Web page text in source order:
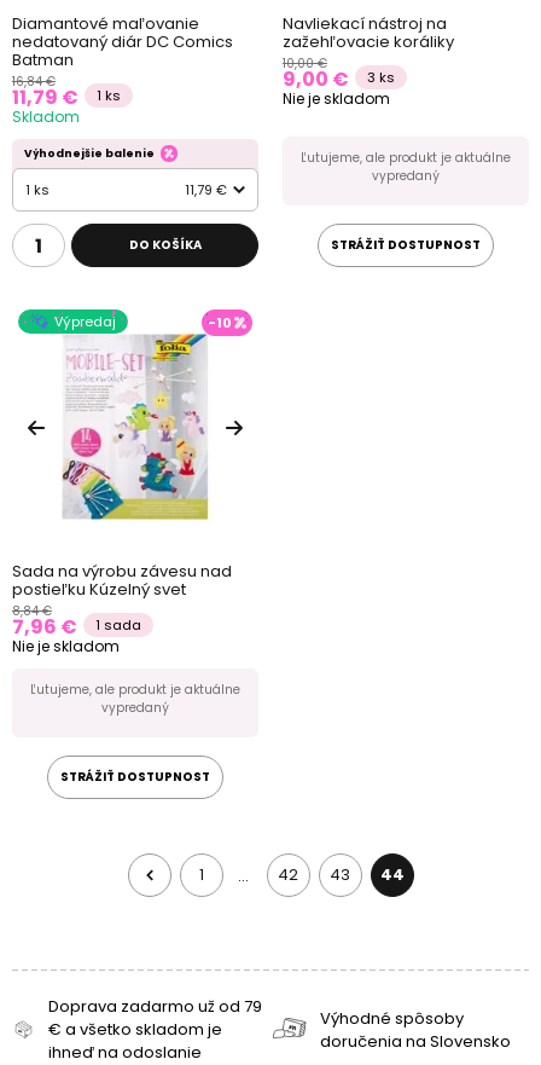
Diamantové maľovanie
nedatovaný diár DC Comics
Batman
16,84 €
11,79 € 1 ks
Skladom
Výhodnejšie balenie
1 ks 11,79 €
DO KOŠÍKA
Navliekací nástroj na
zažehľovacie koráliky
10,00 €
9,00 € 3 ks
Nie je skladom
Ľutujeme, ale produkt je aktuálne
vypredaný
STRÁŽIŤ DOSTUPNOST
Výpredaj -10
Sada na výrobu závesu nad
postieľku Kúzelný svet
8,84 €
7,96 € 1 sada
Nie je skladom
Ľutujeme, ale produkt je aktuálne
vypredaný
STRÁŽIŤ DOSTUPNOST
1 … 42 43 44
Doprava zadarmo už od 79
€ a všetko skladom je
ihneď na odoslanie
Výhodné spôsoby
doručenia na Slovensko